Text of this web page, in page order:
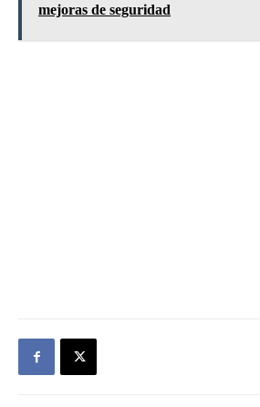
mejoras de seguridad